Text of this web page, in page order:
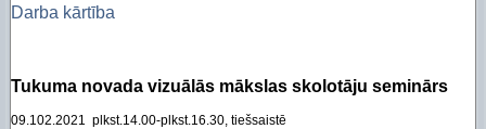
Darba kārtība
Tukuma novada vizuālās mākslas skolotāju seminārs
09.102.2021 plkst.14.00-plkst.16.30, tiešsaistē